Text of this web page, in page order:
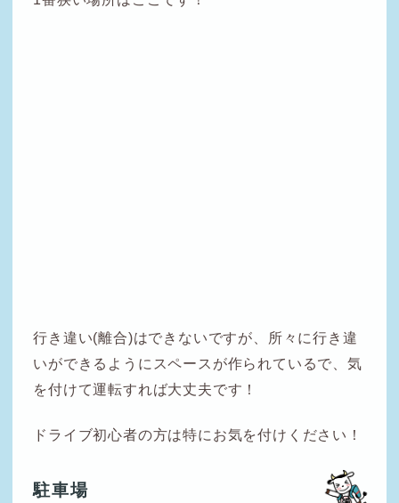
行き違い(離合)はできないですが、所々に行き違
いができるようにスペースが作られているで、気
を付けて運転すれば大丈夫です！
ドライブ初心者の方は特にお気を付けください！
駐車場